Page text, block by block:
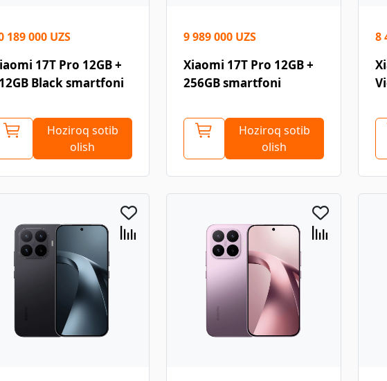
189 000 UZS
17T Pro 12GB +
Black smartfoni
Hoziroq sotib
olish
9 989 000 UZS
Xiaomi 17T Pro 12GB +
256GB smartfoni
Hoziroq sotib
olish
8